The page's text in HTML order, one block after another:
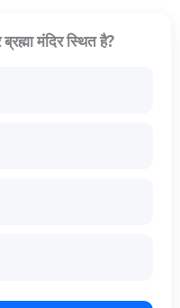
मंदिर स्थित है?